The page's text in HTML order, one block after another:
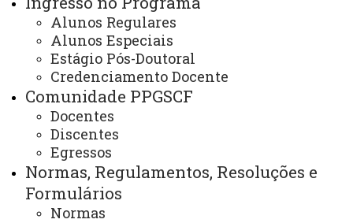
Alunos Regulares
Alunos Especiais
Estágio Pós-Doutoral
Credenciamento Docente
Comunidade PPGSCF
Docentes
Discentes
Egressos
Normas, Regulamentos, Resoluções e
Formulários
Normas
Contato - PPGSCF
Contato:
/
(45) 3576-8142
Redes Sociais:
Instagram: @foz.ppgscf